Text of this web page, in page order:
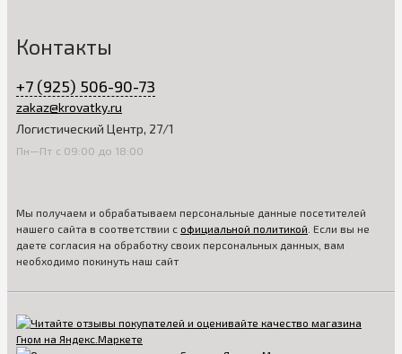
Контакты
+7 (925) 506-90-73
zakaz@krovatky.ru
Логистический Центр, 27/1
Пн—Пт с 09:00 до 18:00
Мы получаем и обрабатываем персональные данные посетителей
нашего сайта в соответствии с официальной политикой . Если вы не
даете согласия на обработку своих персональных данных, вам
необходимо покинуть наш сайт